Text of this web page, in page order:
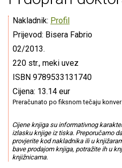
Nakladnik: Profil
Prijevod: Bisera Fabrio
02/2013.
220 str., meki uvez
ISBN 9789533131740
Cijena: 13.14 eur
Preračunato po fiksnom tečaju
Cijene knjiga su informativnog
izlasku knjige iz tiska. Preporučamo
provjerite kod nakladnika ili u
bave prodajom knjiga, potražite ih u
knjižnicama.